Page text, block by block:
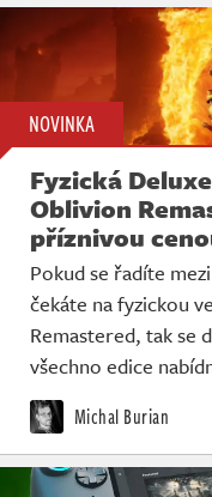
NOVINKA
Fyzická
Oblivion
příznivou
Pokud se řadíte
čekáte na fyzickou
Remastered, tak se
všechno edice
Michal Burian